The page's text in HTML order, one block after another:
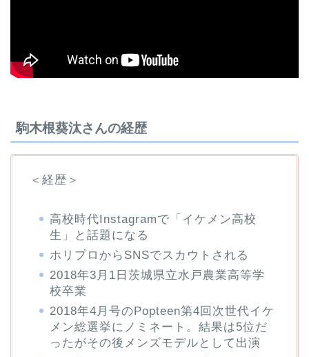
駒木根葵汰さんの経歴
＜経歴＞
高校時代Instagramで「イケメン高校
生」と話題になる
ホリプロからSNSでスカウトされる
2018年3月1日茨城県立水戸農業高等学
校卒業
2018年4月号のPopteen第4回次世代イケ
メン総選挙にノミネート。結果は5位だ
ったがその後メンズモデルとして出演